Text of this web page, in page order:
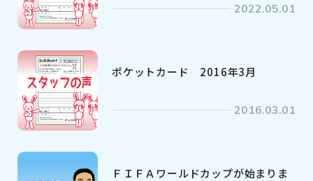
2022.05.01
ポケットカード 2016年3月
2016.03.01
ＦＩＦＡワールドカップが始まりま